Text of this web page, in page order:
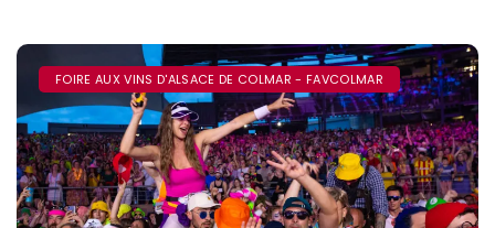
FOIRE AUX VINS D'ALSACE DE COLMAR - FAVCOLMAR